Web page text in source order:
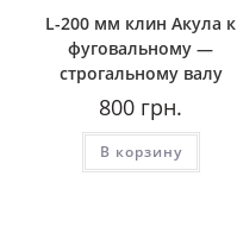
L-200 мм клин Акула к
фуговальному —
строгальному валу
800 грн.
В корзину